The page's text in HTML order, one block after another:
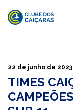
Caiçaras
22 de junho de 2023
TIMES